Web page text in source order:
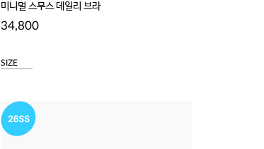
미니멀 스무스 데일리 브라
34,800
SIZE